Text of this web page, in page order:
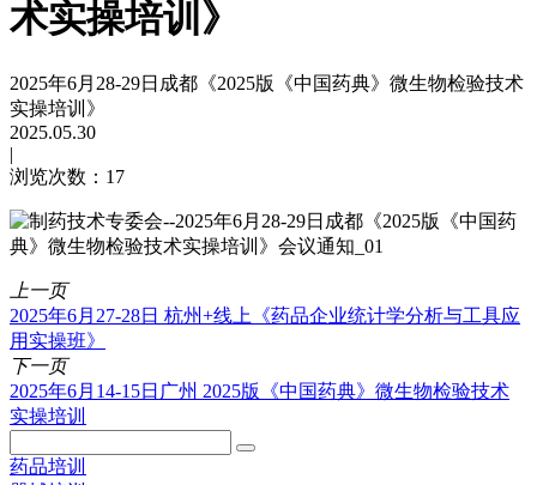
术实操培训》
2025年6月28-29日成都《2025版《中国药典》微生物检验技术
实操培训》
2025.05.30
|
浏览次数：17
上一页
2025年6月27-28日 杭州+线上《药品企业统计学分析与工具应
用实操班》
下一页
2025年6月14-15日广州 2025版《中国药典》微生物检验技术
实操培训
药品培训